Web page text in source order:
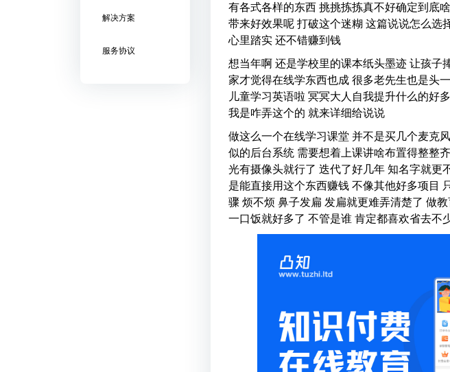
解决方案
服务协议
有各式各样的东西 挑挑拣拣真不好确定到底
带来好效果呢 打破这个迷糊 这篇说说怎么选
心里踏实 还不错赚到钱
想当年啊 还是学校里的课本纸头墨迹 让孩子
家才觉得在线学东西也成 很多老先生也是头
儿童学习英语啦 冥冥大人自我提升什么的好
我是咋弄这个的 就来详细给说说
做这么一个在线学习课堂 并不是买几个麦克
似的后台系统 需要想着上课讲啥布置得整整
光有摄像头就行了 迭代了好几年 知名字就更
是能直接用这个东西赚钱 不像其他好多项目
骤 烦不烦 鼻子发扁 发扁就更难弄清楚了 做
一口饭就好多了 不管是谁 肯定都喜欢省去不